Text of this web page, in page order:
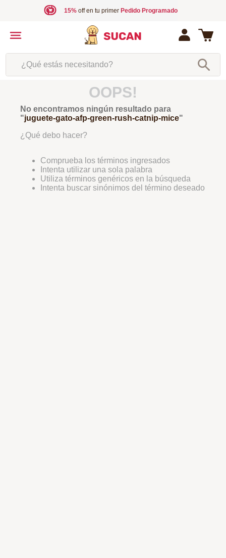
15%off en tu primer Pedido Programado
¿Qué estás necesitando?
OOPS!
No encontramos ningún resultado para
"juguete-gato-afp-green-rush-catnip-mice"
¿Qué debo hacer?
Comprueba los términos ingresados
Intenta utilizar una sola palabra
Utiliza términos genéricos en la búsqueda
Intenta buscar sinónimos del término deseado